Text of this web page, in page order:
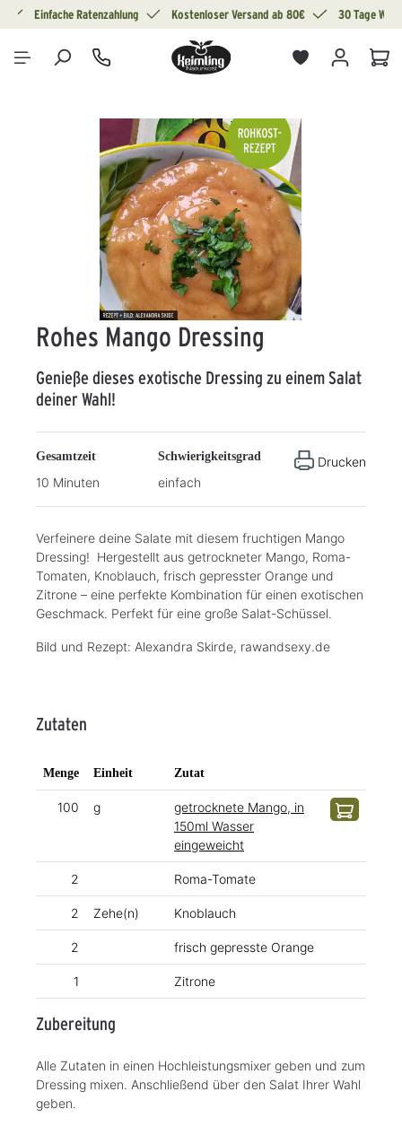
springen
Einfache Ratenzahlung Kostenloser Versand ab 80€ 30 Tage
Bildergalerie überspringen
Rohes Mango Dressing
Genieße dieses exotische Dressing zu einem Salat
deiner Wahl!
Gesamtzeit
10 Minuten
Schwierigkeitsgrad
einfach
Drucken
Verfeinere deine Salate mit diesem fruchtigen Mango
Dressing! Hergestellt aus getrockneter Mango, Roma-
Tomaten, Knoblauch, frisch gepresster Orange und
Zitrone – eine perfekte Kombination für einen exotischen
Geschmack. Perfekt für eine große Salat-Schüssel.
Bild und Rezept: Alexandra Skirde, rawandsexy.de
Zutaten
Menge Einheit Zutat
100 g
getrocknete Mango, in
150ml Wasser
eingeweicht
2 Roma-Tomate
2 Zehe(n) Knoblauch
2 frisch gepresste Orange
1 Zitrone
Zubereitung
Alle Zutaten in einen Hochleistungsmixer geben und zum
Dressing mixen. Anschließend über den Salat Ihrer Wahl
geben.